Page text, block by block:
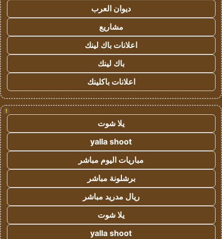
ديوان العرب
مشاريع
اعلانات باك لينك
باك لينك
اعلانات باكلينك
!
يلا شوت
yalla shoot
مباريات اليوم مباشر
برشلونة مباشر
ريال مدريد مباشر
يلا شوت
yalla shoot